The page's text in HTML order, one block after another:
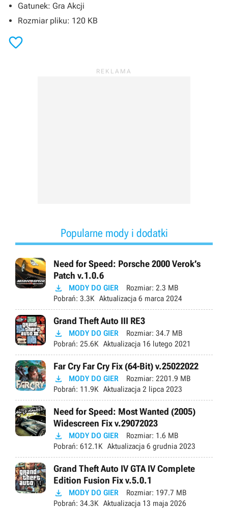
Gatunek: Gra Akcji
Rozmiar pliku: 120 KB

Popularne mody i dodatki
Need for Speed: Porsche 2000 Verok’s
Patch v.1.0.6
 MODY DO GIER Rozmiar: 2.3 MB
Pobrań: 3.3K Aktualizacja 6 marca 2024
Grand Theft Auto III RE3
 MODY DO GIER Rozmiar: 34.7 MB
Pobrań: 25.6K Aktualizacja 16 lutego 2021
Far Cry Far Cry Fix (64-Bit) v.25022022
 MODY DO GIER Rozmiar: 2201.9 MB
Pobrań: 11.9K Aktualizacja 2 lipca 2023
Need for Speed: Most Wanted (2005)
Widescreen Fix v.29072023
 MODY DO GIER Rozmiar: 1.6 MB
Pobrań: 612.1K Aktualizacja 6 grudnia 2023
Grand Theft Auto IV GTA IV Complete
Edition Fusion Fix v.5.0.1
 MODY DO GIER Rozmiar: 197.7 MB
Pobrań: 34.3K Aktualizacja 13 maja 2026